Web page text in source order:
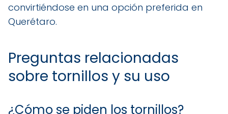
convirtiéndose en una opción preferida en
Querétaro.
Preguntas relacionadas
sobre tornillos y su uso
¿Cómo se piden los tornillos?